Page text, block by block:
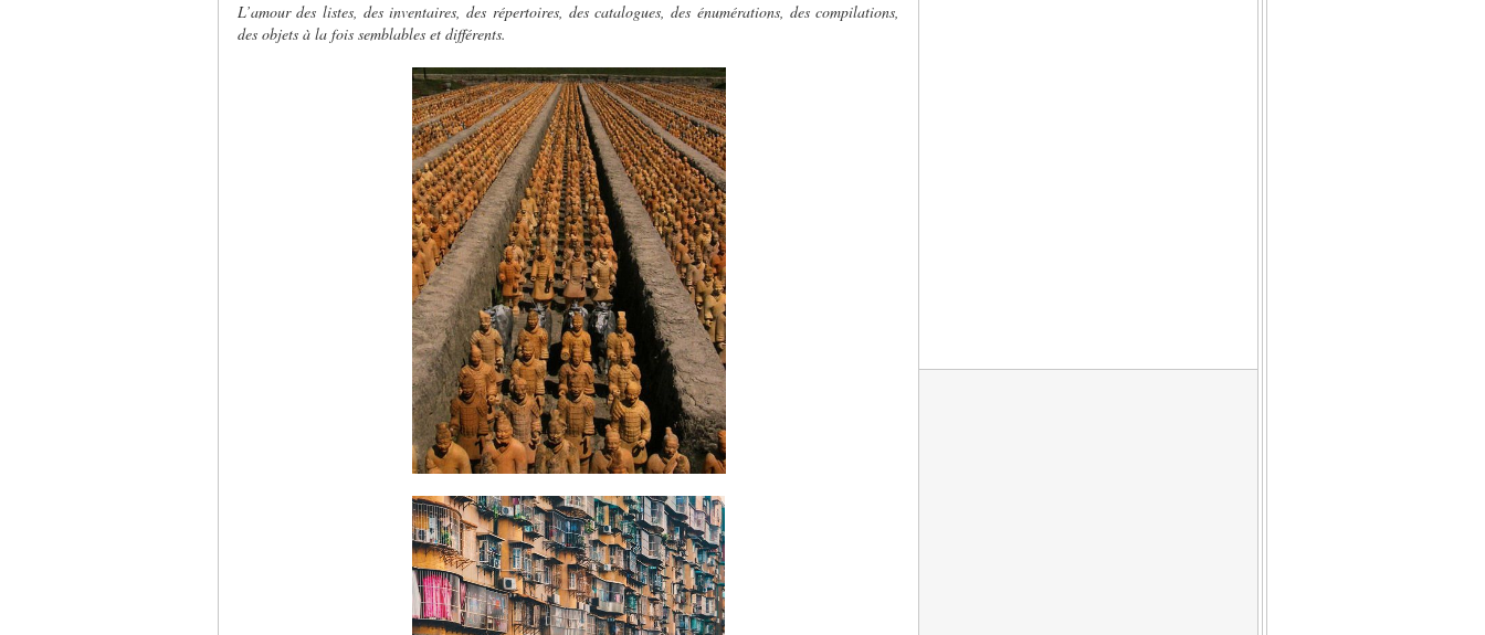
L’amour des listes, des inventaires, des répertoires, des catalogues, des énumérations, des compilations,
des objets à la fois semblables et différents.